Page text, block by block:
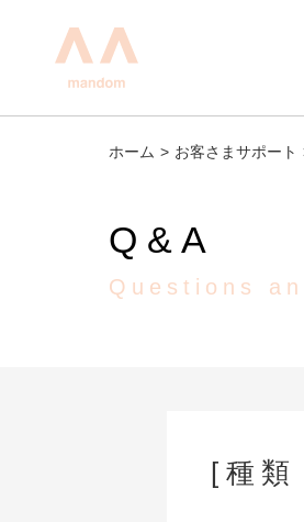
mandom - 株式会社マンダム
Q&A
Questions
ホーム お客さまサポート
[種類